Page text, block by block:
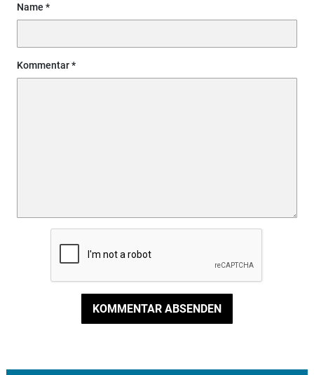
Name
Kommentar
KOMMENTAR ABSENDEN